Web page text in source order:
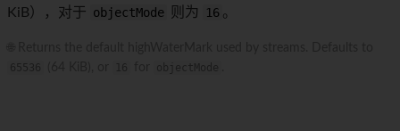
KiB），对于 objectMode 则为 16 。